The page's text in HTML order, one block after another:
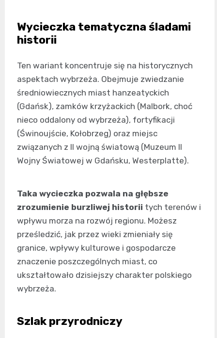
Wycieczka tematyczna śladami
historii
Ten wariant koncentruje się na historycznych
aspektach wybrzeża. Obejmuje zwiedzanie
średniowiecznych miast hanzeatyckich
(Gdańsk), zamków krzyżackich (Malbork, choć
nieco oddalony od wybrzeża), fortyfikacji
(Świnoujście, Kołobrzeg) oraz miejsc
związanych z II wojną światową (Muzeum II
Wojny Światowej w Gdańsku, Westerplatte).
Taka wycieczka pozwala na głębsze
zrozumienie burzliwej historii tych terenów i
wpływu morza na rozwój regionu. Możesz
prześledzić, jak przez wieki zmieniały się
granice, wpływy kulturowe i gospodarcze
znaczenie poszczególnych miast, co
ukształtowało dzisiejszy charakter polskiego
wybrzeża.
Szlak przyrodniczy